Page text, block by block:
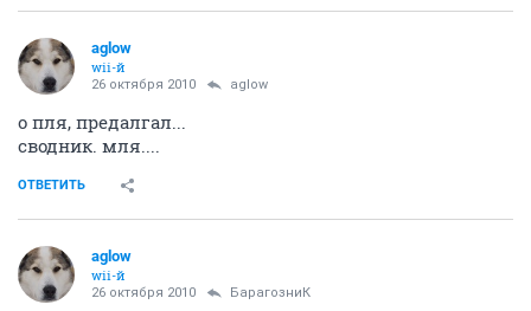
aglow
wii-й
26 октября 2010 aglow
о пля, предалгал...
сводник. мля....
ОТВЕТИТЬ
aglow
wii-й
26 октября 2010 БарагозниК